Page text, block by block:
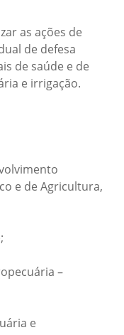
as ações de
de defesa
de saúde e de
e irrigação.
e de Agricultura,
–
e